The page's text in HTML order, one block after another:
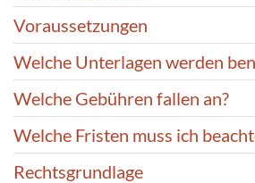
Voraussetzungen
Welche Unterlagen werden
Welche Gebühren fallen an?
Welche Fristen muss ich
Rechtsgrundlage